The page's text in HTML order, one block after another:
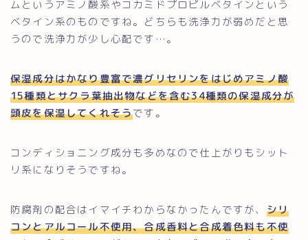
ムというアミノ酸系やコカミドプロピルベタインという
ベタイン系のものですね。 どちらも洗浄力が弱めだと思
うので洗浄力が少し心配です…。
保湿成分はかなり豊富で濃グリセリンをはじめアミノ酸
15種類とサクラ葉抽出物などを含む34種類の保湿成分が
頭皮を保湿してくれそうです。
コンディショニング成分も多めなので仕上がりもシット
リ系になりそうですね。
防腐剤の配合はイマイチわからなかったんですが、 シリ
コンとアルコール不使用、合成香料と合成着色料も不使